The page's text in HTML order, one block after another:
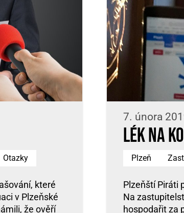
Otazky
které
v Plzeňské
že ověří
7. února
Lék na
Plzeň
Plzeňští Piráti
Na
hospodařit za